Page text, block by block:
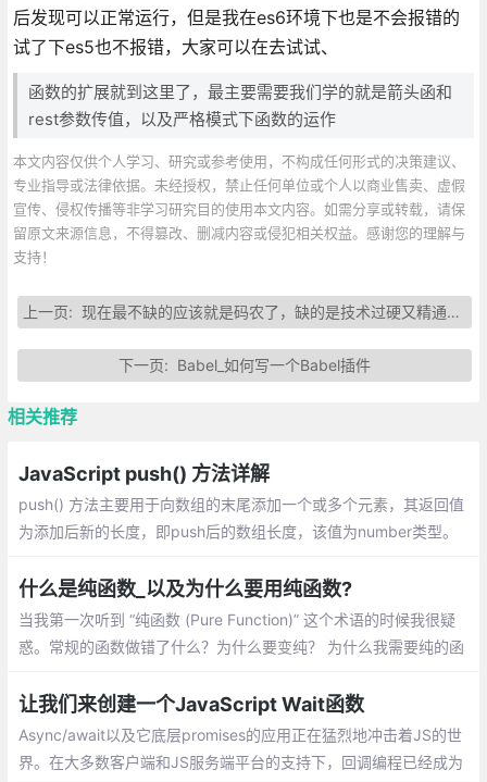
后发现可以正常运行，但是我在es6环境下也是不会报错的
试了下es5也不报错，大家可以在去试试、
函数的扩展就到这里了，最主要需要我们学的就是箭头函和
rest参数传值，以及严格模式下函数的运作
本文内容仅供个人学习、研究或参考使用，不构成任何形式的决策建议、
专业指导或法律依据。未经授权，禁止任何单位或个人以商业售卖、虚假
宣传、侵权传播等非学习研究目的使用本文内容。如需分享或转载，请保
留原文来源信息，不得篡改、删减内容或侵犯相关权益。感谢您的理解与
支持！
上一页:现在最不缺的应该就是码农了，缺的是技术过硬又精通业务的工程师
下一页: Babel_如何写一个Babel插件
相关推荐
JavaScript push() 方法详解
push() 方法主要用于向数组的末尾添加一个或多个元素，其返回值
为添加后新的长度，即push后的数组长度，该值为number类型。
上、在对象使用push
什么是纯函数_以及为什么要用纯函数?
当我第一次听到 “纯函数 (Pure Function)” 这个术语的时候我很疑
惑。常规的函数做错了什么？为什么要变纯？ 为什么我需要纯的函
让我们来创建一个JavaScript Wait函数
Async/await以及它底层promises的应用正在猛烈地冲击着JS的世
界。在大多数客户端和JS服务端平台的支持下，回调编程已经成为